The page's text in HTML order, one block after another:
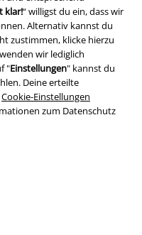
klar!“ willigst du ein, dass wir
Alternativ kannst du
zustimmen, klicke hierzu
wir lediglich
"Einstellungen" kannst du
Deine erteilte
Cookie-Einstellungen
zum Datenschutz